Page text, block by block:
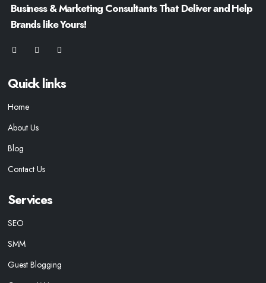
Business & Marketing Consultants That Deliver and Help
Brands like Yours!
Quick links
Home
About Us
Blog
Contact Us
Services
SEO
SMM
Guest Blogging